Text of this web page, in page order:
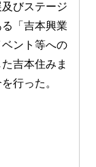
びステージ
「吉本興業
ント等への
吉本住みま
行った。